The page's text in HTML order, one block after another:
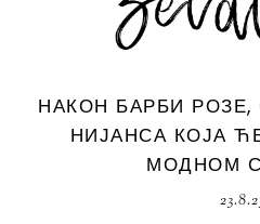
НАКОН БАРБИ
НИЈАНСА КОЈА
МОДНОМ